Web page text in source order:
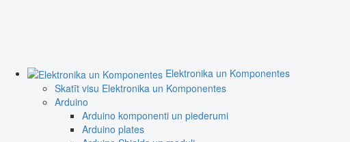
Elektronika un Komponentes
Skatīt visu Elektronika un Komponentes
Arduino
Arduino komponenti un piederumi
Arduino plates